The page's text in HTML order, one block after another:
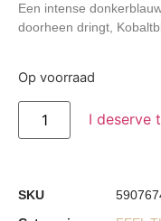
Een intense
doorheen dringt,
Op voorraad
I deserve
SKU